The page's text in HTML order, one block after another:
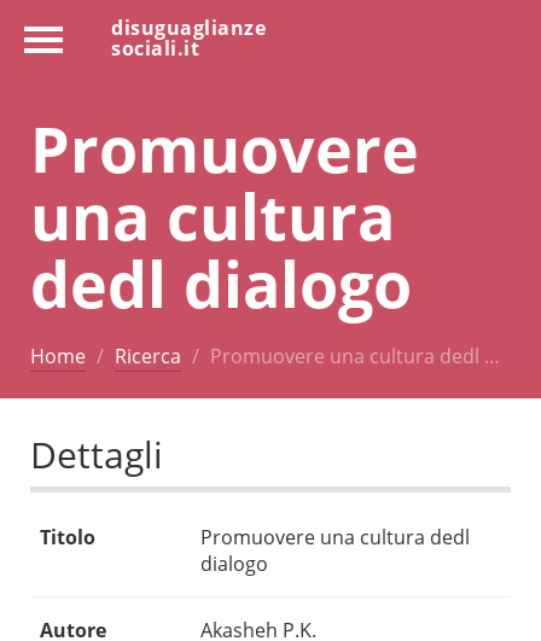
disuguaglianze
sociali.it
Promuovere
una cultura
dedl dialogo
Home Ricerca Promuovere una cultura dedl …
Dettagli
Titolo
Promuovere una cultura dedl
dialogo
Autore Akasheh P.K.